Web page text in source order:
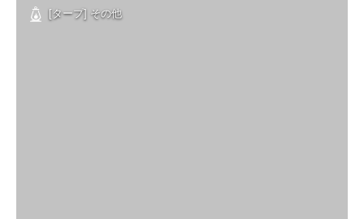
[タープ] その他